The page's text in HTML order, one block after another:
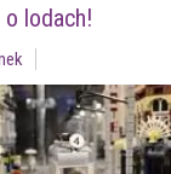
lodach!